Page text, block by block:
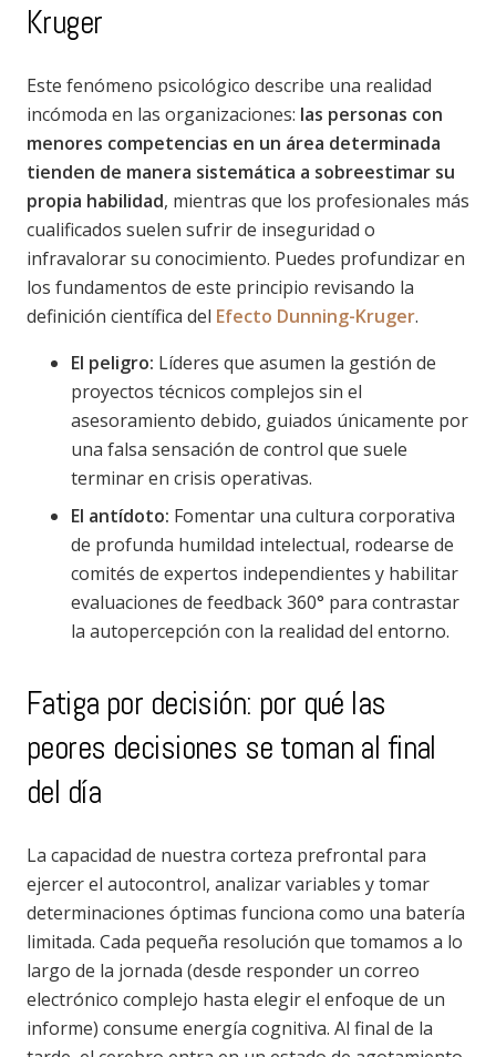
Kruger
Este fenómeno psicológico describe una realidad
incómoda en las organizaciones: las personas con
menores competencias en un área determinada
tienden de manera sistemática a sobreestimar su
propia habilidad, mientras que los profesionales más
cualificados suelen sufrir de inseguridad o
infravalorar su conocimiento. Puedes profundizar en
los fundamentos de este principio revisando la
definición científica del Efecto Dunning-Kruger.
El peligro: Líderes que asumen la gestión de
proyectos técnicos complejos sin el
asesoramiento debido, guiados únicamente por
una falsa sensación de control que suele
terminar en crisis operativas.
El antídoto: Fomentar una cultura corporativa
de profunda humildad intelectual, rodearse de
comités de expertos independientes y habilitar
evaluaciones de feedback 360° para contrastar
la autopercepción con la realidad del entorno.
Fatiga por decisión: por qué las
peores decisiones se toman al final
del día
La capacidad de nuestra corteza prefrontal para
ejercer el autocontrol, analizar variables y tomar
determinaciones óptimas funciona como una batería
limitada. Cada pequeña resolución que tomamos a lo
largo de la jornada (desde responder un correo
electrónico complejo hasta elegir el enfoque de un
informe) consume energía cognitiva. Al final de la